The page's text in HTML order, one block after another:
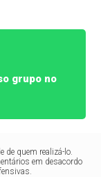
grupo no
de quem realizá-lo.
em desacordo